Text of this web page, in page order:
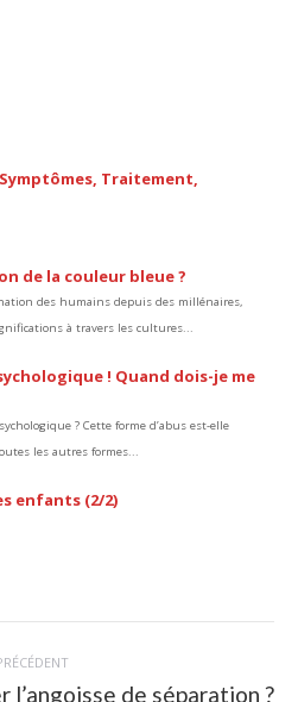
Traitement,
de la couleur bleue ?
des humains depuis des millénaires,
à travers les cultures...
! Quand dois-je me
? Cette forme d’abus est-elle
les autres formes...
enfants (2/2)
Article
l’angoisse de séparation ?